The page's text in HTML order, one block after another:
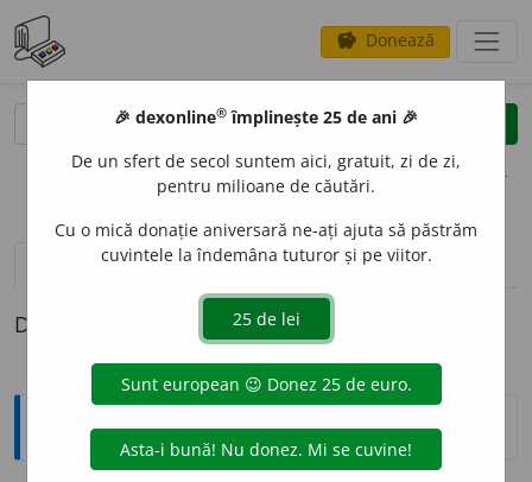
savings Donează
clear
opțiuni
definiții (1) pronunțievolume_up (4)
Definiția cu ID-ul 783928:
Explicative DEX
🎉 dexonline® împlinește 25 de ani 🎉
De un sfert de secol suntem aici, gratuit, zi de zi,
pentru milioane de căutări.
Cu o mică donație aniversară ne-ați ajuta să păstrăm
cuvintele la îndemâna tuturor și pe viitor.